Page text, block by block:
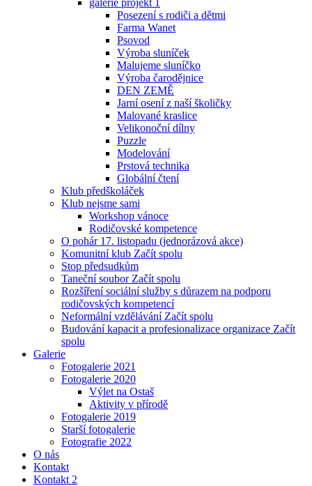
galerie projekt 1
Posezení s rodiči a dětmi
Farma Wanet
Psovod
Výroba sluníček
Malujeme sluníčko
Výroba čarodějnice
DEN ZEMĚ
Jarní osení z naší školičky
Malované kraslice
Velikonoční dílny
Puzzle
Modelování
Prstová technika
Globální čtení
Klub předškoláček
Klub nejsme sami
Workshop vánoce
Rodičovské kompetence
O pohár 17. listopadu (jednorázová akce)
Komunitní klub Začít spolu
Stop předsudkům
Taneční soubor Začít spolu
Rozšíření sociální služby s důrazem na podporu
rodičovských kompetencí
Neformální vzdělávání Začít spolu
Budování kapacit a profesionalizace organizace Začít
spolu
Galerie
Fotogalerie 2021
Fotogalerie 2020
Výlet na Ostaš
Aktivity v přírodě
Fotogalerie 2019
Starší fotogalerie
Fotografie 2022
O nás
Kontakt
Kontakt 2